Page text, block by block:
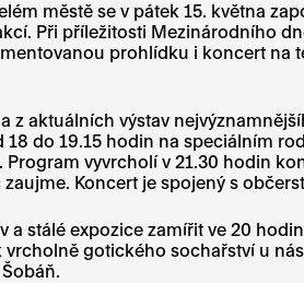
městě se v pátek 15. května
Při příležitosti Mezinárodního
prohlídku i koncert
aktuálních výstav
do 19.15 hodin na speciálním
vyvrcholí v 21.30 hodin
Koncert je spojený s
stálé expozice zamířit ve 20
gotického sochařství u